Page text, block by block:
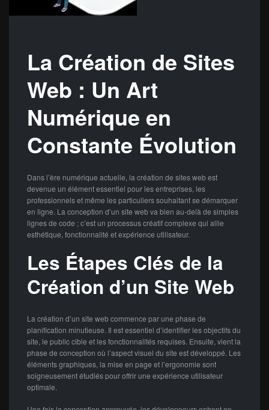
La Création de Sites
Web : Un Art
Numérique en
Constante Évolution
Dans l’ère numérique actuelle, la création de sites web est
devenue un élément essentiel pour les entreprises, les
professionnels et même les particuliers souhaitant se démarquer
en ligne. La conception d’un site web va bien au-delà de simples
lignes de code ; c’est un processus créatif complexe qui allie
esthétique, fonctionnalité et expérience utilisateur.
Les Étapes Clés de la
Création d’un Site Web
La création d’un site web commence par une phase de
planification minutieuse. Il est essentiel d’identifier les objectifs du
site, le public cible et les fonctionnalités requises. Ensuite, vient la
phase de conception où l’aspect visuel du site est développé. Les
éléments graphiques, la mise en page et l’ergonomie sont
soigneusement étudiés pour offrir une expérience utilisateur
optimale.